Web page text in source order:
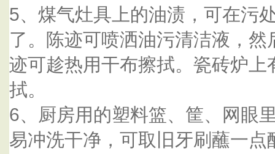
5、煤气灶具上的油渍，可在污
了。陈迹可喷洒油污清洁液，
迹可趁热用干布擦拭。瓷砖炉
拭。
6、厨房用的塑料篮、筐、网眼
易冲洗干净，可取旧牙刷蘸一